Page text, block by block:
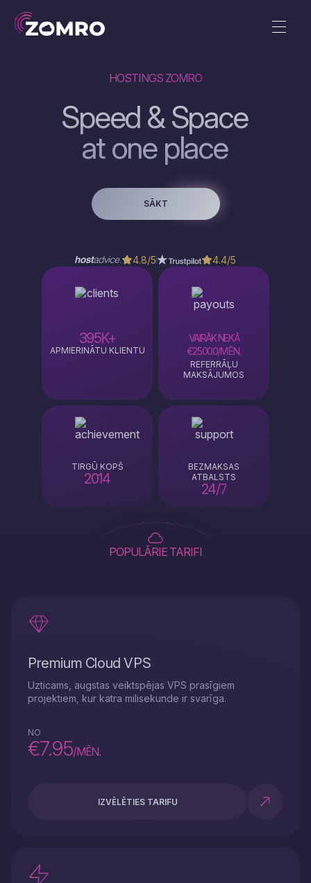
HOSTINGS ZOMRO
Speed & Space
at one place
SĀKT
4.8/5 4.4/5
395K+
APMIERINĀTU KLIENTU
VAIRĀK NEKĀ
€25000/MĒN.
REFERRĀĻU
MAKSĀJUMOS
TIRGŪ KOPŠ
2014
BEZMAKSAS
ATBALSTS
24/7
POPULĀRIE TARIFI
Premium Cloud VPS
Uzticams, augstas veiktspējas VPS prasīgiem
projektiem, kur katra milisekunde ir svarīga.
NO
€7.95/MĒN.
IZVĒLĒTIES TARIFU